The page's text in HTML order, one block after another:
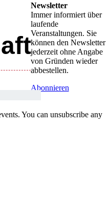
Newsletter
Immer informiert über
laufende
Veranstaltungen. Sie
können den Newsletter
jederzeit ohne Angabe
von Gründen wieder
abbestellen.
Abonnieren
You can unsubscribe any